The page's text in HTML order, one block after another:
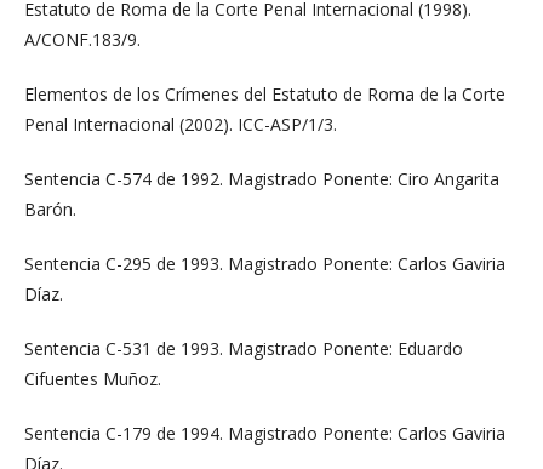
Estatuto de Roma de la Corte Penal Internacional (1998).
A/CONF.183/9.
Elementos de los Crímenes del Estatuto de Roma de la Corte
Penal Internacional (2002). ICC-ASP/1/3.
Sentencia C-574 de 1992. Magistrado Ponente: Ciro Angarita
Barón.
Sentencia C-295 de 1993. Magistrado Ponente: Carlos Gaviria
Díaz.
Sentencia C-531 de 1993. Magistrado Ponente: Eduardo
Cifuentes Muñoz.
Sentencia C-179 de 1994. Magistrado Ponente: Carlos Gaviria
Díaz.